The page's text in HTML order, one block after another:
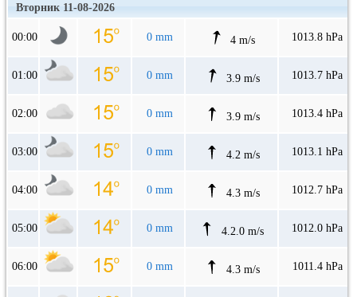
Вторник 11-08-2026
00:00 0 mm 4 m/s 1013.8 hPa
01:00 0 mm 3.9 m/s 1013.7 hPa
02:00 0 mm 3.9 m/s 1013.4 hPa
03:00 0 mm 4.2 m/s 1013.1 hPa
04:00 0 mm 4.3 m/s 1012.7 hPa
05:00 0 mm 4.2.0 m/s 1012.0 hPa
06:00 0 mm 4.3 m/s 1011.4 hPa